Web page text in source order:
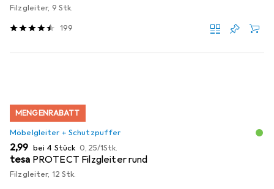
Filzgleiter, 9 Stk.
199
MENGENRABATT
Möbelgleiter + Schutzpuffer
EUR
2,99 bei 4 Stück EUR
0,25/1Stk.
tesa PROTECT Filzgleiter rund
Filzgleiter, 12 Stk.